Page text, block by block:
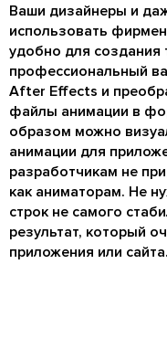
Ваши дизайнеры и
использовать
удобно для создания
профессиональный
After Effects и
файлы анимации в
образом можно
анимации для
разработчикам не
как аниматорам. Не
строк не самого
результат, который
приложения или сайта.